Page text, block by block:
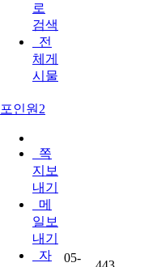
로
검색
전
체게
시물
포인원2
쪽
지보
내기
메
일보
내기
자
05-